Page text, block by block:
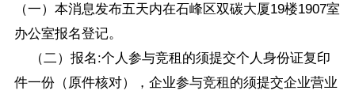
（一）本消息发布五天内在石峰区双碳大厦19楼1907室
办公室报名登记。
（二）报名:个人参与竞租的须提交个人身份证复印
件一份（原件核对），企业参与竞租的须提交企业营业